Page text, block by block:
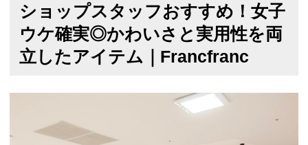
ショップスタッフおすすめ！女子
ウケ確実◎かわいさと実用性を両
立したアイテム｜Francfranc